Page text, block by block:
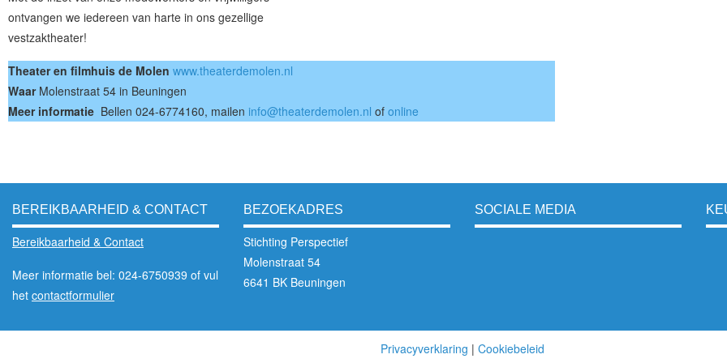
ontvangen we iedereen van harte in ons gezellige
vestzaktheater!
Theater en filmhuis de Molen www.theaterdemolen.nl
WaarMolenstraat 54 in Beuningen
Meer informatie Bellen 024-6774160, mailen info@theaterdemolen.nl of online
BEREIKBAARHEID & CONTACT
Bereikbaarheid & Contact
Meer informatie bel: 024-6750939 of vul
het contactformulier
BEZOEKADRES
Stichting Perspectief
Molenstraat 54
6641 BK Beuningen
SOCIALE MEDIA
Privacyverklaring | Cookiebeleid